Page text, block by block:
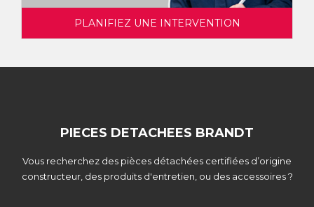
PLANIFIEZ UNE INTERVENTION
PIECES DETACHEES BRANDT
Vous recherchez des pièces détachées certifiées d’origine
constructeur, des produits d'entretien, ou des accessoires ?